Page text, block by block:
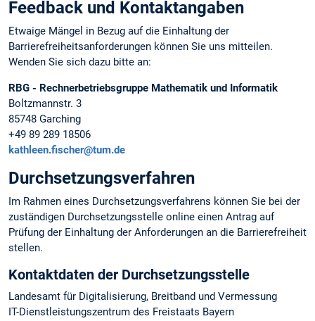
Feedback und Kontaktangaben
Etwaige Mängel in Bezug auf die Einhaltung der
Barrierefreiheitsanforderungen können Sie uns mitteilen.
Wenden Sie sich dazu bitte an:
RBG - Rechnerbetriebsgruppe Mathematik und Informatik
Boltzmannstr. 3
85748 Garching
+49 89 289 18506
kathleen.fischer@tum.de
Durchsetzungsverfahren
Im Rahmen eines Durchsetzungsverfahrens können Sie bei der
zuständigen Durchsetzungsstelle online einen Antrag auf
Prüfung der Einhaltung der Anforderungen an die Barrierefreiheit
stellen.
Kontaktdaten der Durchsetzungsstelle
Landesamt für Digitalisierung, Breitband und Vermessung
IT-Dienstleistungszentrum des Freistaats Bayern